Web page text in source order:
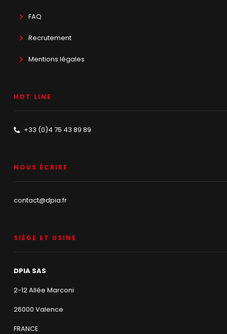
FAQ
Recrutement
Mentions légales
HOT LINE
+33 (0)4 75 43 89 89
NOUS ÉCRIRE
contact@dpia.fr
SIÈGE ET USINE
DPIA SAS
2-12 Allée Marconi
26000 Valence
FRANCE